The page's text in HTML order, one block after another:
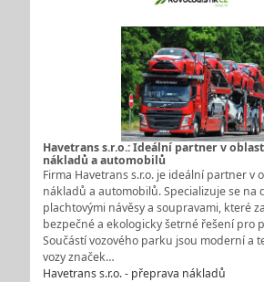
Havetrans s.r.o.: Ideální partner v
nákladů a automobilů
Firma Havetrans s.r.o. je ideální partner v
nákladů a automobilů. Specializuje se na
plachtovými návěsy a soupravami, které
bezpečné a ekologicky šetrné řešení pro
Součástí vozového parku jsou moderní a
vozy značek…
Havetrans s.r.o. - přeprava nákladů